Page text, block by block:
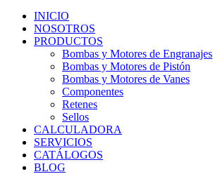
INICIO
NOSOTROS
PRODUCTOS
Bombas y Motores de Engranajes
Bombas y Motores de Pistón
Bombas y Motores de Vanes
Componentes
Retenes
Sellos
CALCULADORA
SERVICIOS
CATÁLOGOS
BLOG